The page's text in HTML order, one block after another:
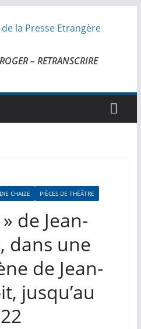
– RETRANSCRIRE
CHAIZE PIÈCES DE THÉÂTRE
de Jean-
dans une
de Jean-
jusqu’au